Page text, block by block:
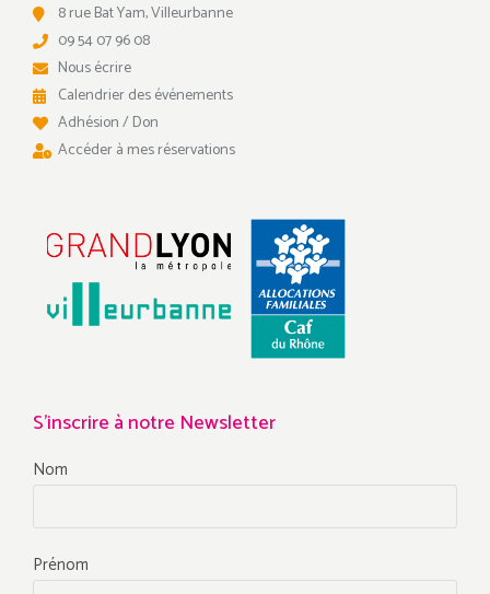
8 rue Bat Yam, Villeurbanne
09 54 07 96 08
Nous écrire
Calendrier des événements
Adhésion / Don
Accéder à mes réservations
S'inscrire à notre Newsletter
Nom
Prénom